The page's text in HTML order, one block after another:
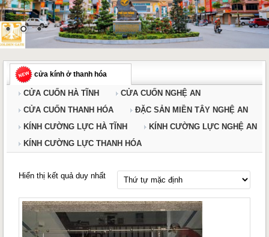
cửa kính ở thanh hóa
CỬA CUỐN HÀ TĨNH
CỬA CUỐN NGHỆ AN
CỬA CUỐN THANH HÓA
ĐẶC SẢN MIỀN TÂY NGHỆ AN
KÍNH CƯỜNG LỰC HÀ TĨNH
KÍNH CƯỜNG LỰC NGHỆ AN
KÍNH CƯỜNG LỰC THANH HÓA
Hiển thị kết quả duy nhất